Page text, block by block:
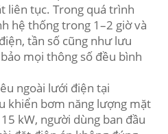
liên tục. Trong quá trình
hệ thống trong 1–2 giờ và
tần số cũng như lưu
mọi thông số đều bình
ngoài lưới điện tại
khiển bơm năng lượng mặt
kW, người dùng ban đầu